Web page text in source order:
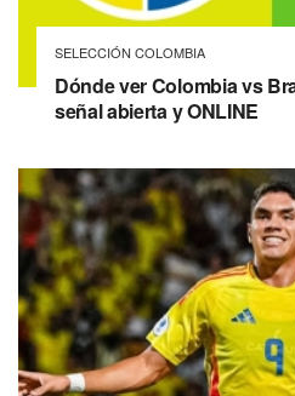
SELECCIÓN COLOMBIA
Dónde ver Colombia vs
señal abierta y ONLINE